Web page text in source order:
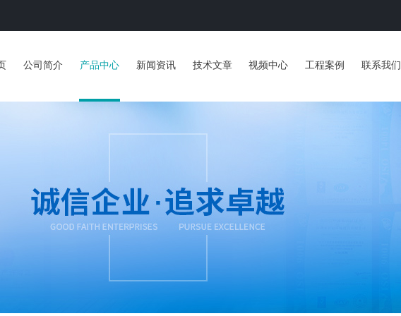
公司简介 产品中心 新闻资讯 技术文章 视频中心 工程案例 联系我们